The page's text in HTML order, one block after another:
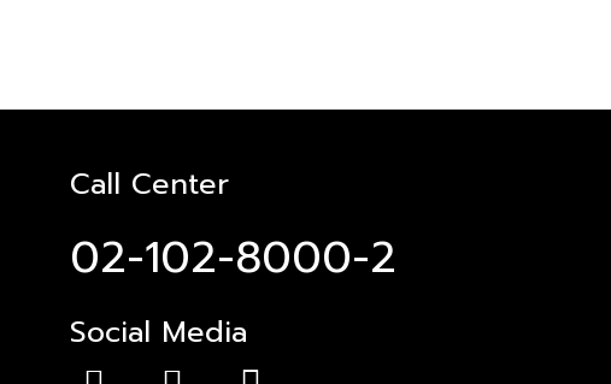
Call Center
02-102-8000-2
Social Media